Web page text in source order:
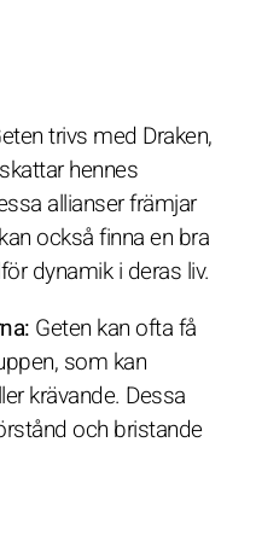
trivs med Draken,
hennes
allianser främjar
också finna en bra
dynamik i deras liv.
Geten kan ofta få
som kan
krävande. Dessa
och bristande